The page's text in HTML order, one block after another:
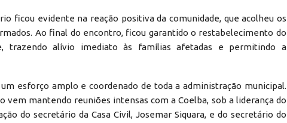
ficou evidente na reação positiva da comunidade, que acolheu os
Ao final do encontro, ficou garantido o restabelecimento do
trazendo alívio imediato às famílias afetadas e permitindo a
esforço amplo e coordenado de toda a administração municipal.
vem mantendo reuniões intensas com a Coelba, sob a liderança do
do secretário da Casa Civil, Josemar Siquara, e do secretário do